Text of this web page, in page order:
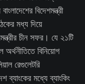
বিদেশমন্ত্রী
মধ্য দিয়ে
চীন সফর। যে ২১টি
বিনিয়োগ
রেগুলেটরি
মধ্যে ব্যাংকিং